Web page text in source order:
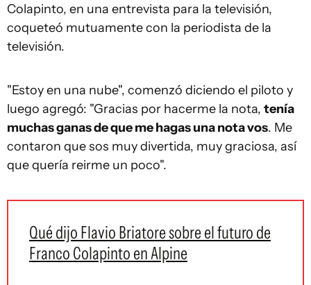
Colapinto, en una entrevista para la televisión,
coqueteó mutuamente con la periodista de la
televisión.
"Estoy en una nube", comenzó diciendo el piloto y
luego agregó: "Gracias por hacerme la nota, tenía
muchas ganas de que me hagas una nota vos. Me
contaron que sos muy divertida, muy graciosa, así
que quería reirme un poco".
Qué dijo Flavio Briatore sobre el futuro de
Franco Colapinto en Alpine